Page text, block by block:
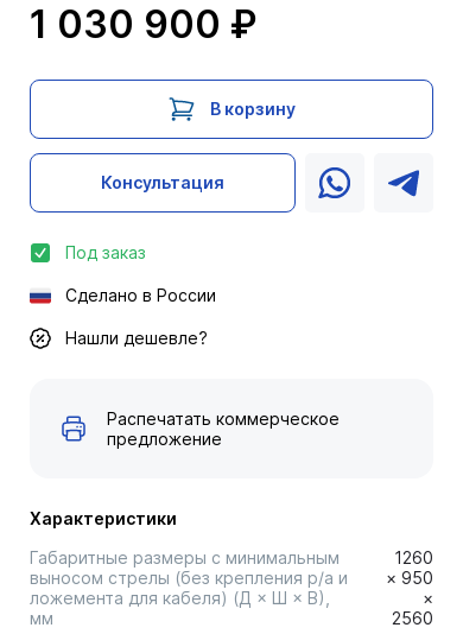
Характеристики
Габаритные размеры с минимальным
выносом стрелы (без крепления р/а и
ложемента для кабеля) (Д × Ш × В),
мм
1260
× 950
×
2560
1 030 900 ₽
В корзину
Консультация
Под заказ
Сделано в России
Нашли дешевле?
Распечатать коммерческое
предложение